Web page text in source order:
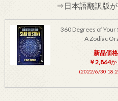
⇒日本語翻訳版が
360 Degrees of Your
A Zodiac
新品価格
￥2,864か
(2022/6/30